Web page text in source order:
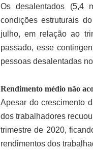
Os desalentados (5,4
condições estruturais
julho, em relação ao
passado, esse
pessoas desalentadas
Rendimento médio não
Apesar do crescimento
dos trabalhadores
trimestre de 2020,
rendimentos dos